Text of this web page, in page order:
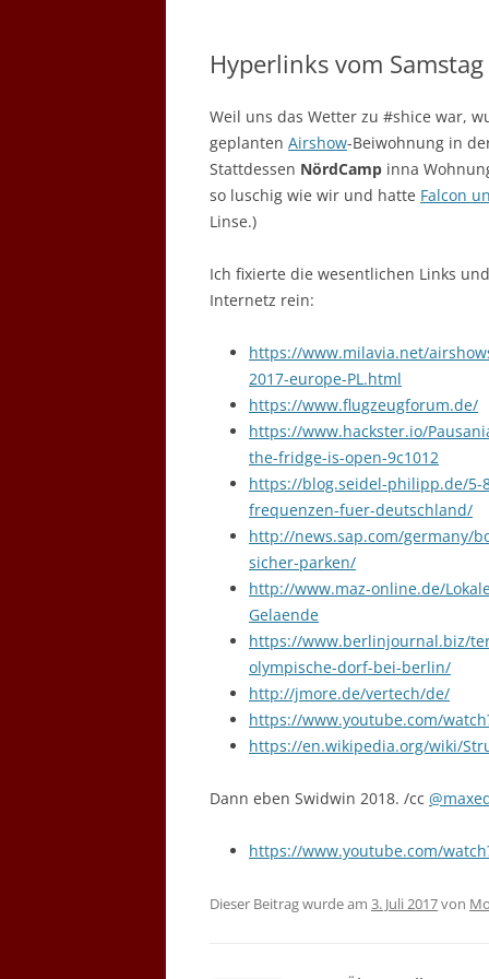
Hyperlinks vom Samstag
Weil uns das Wetter zu #shice war,
geplanten Airshow-Beiwohnung in
Stattdessen NördCamp inna
so luschig wie wir und hatte Falcon
Linse.)
Ich fixierte die wesentlichen Links
Internetz rein:
https://www.milavia.net/
2017-europe-PL.html
https://www.flugzeugforum.de/
https://www.hackster.io/
the-fridge-is-open-9c1012
https://blog.seidel-philipp.de/5-
frequenzen-fuer-deutschland/
http://news.sap.com/germany/
sicher-parken/
http://www.maz-online.de/
Gelaende
https://www.berlinjournal.biz/
olympische-dorf-bei-berlin/
http://jmore.de/vertech/de/
https://www.youtube.com/
https://en.wikipedia.org/wiki/
Dann eben Swidwin 2018. /cc
https://www.youtube.com/
Dieser Beitrag wurde am 3. Juli 2017von